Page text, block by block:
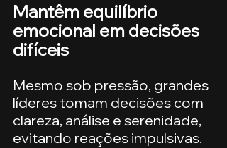
Mantêm equilíbrio
emocional em decisões
difíceis
Mesmo sob pressão, grandes
líderes tomam decisões com
clareza, análise e serenidade,
evitando reações impulsivas.